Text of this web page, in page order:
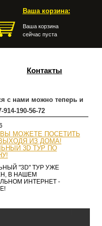
Ваша корзина:
Ваша корзина
сейчас пуста
Контакты
с нами можно теперь и
914-190-56-72
ВЫ МОЖЕТЕ ПОСЕТИТЬ
ИЗ ДОМА!
3D ТУР ПО
"3D" ТУР УЖЕ
В НАШЕМ
ИНТЕРНЕТ -